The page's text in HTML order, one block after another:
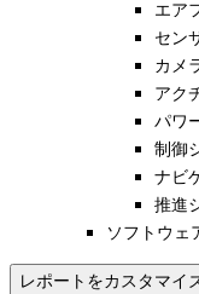
エア
セン
カメ
アク
パワ
制御
ナビ
推進
ソフトウェ
レポートをカスタマイ